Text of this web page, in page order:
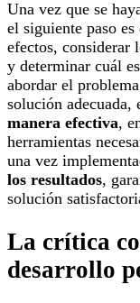
Una vez que se
el siguiente paso es
efectos, considerar
y determinar cuál
abordar el
solución adecuada,
manera efectiva,
herramientas
una vez
los resultados,
solución
La crítica
desarrollo